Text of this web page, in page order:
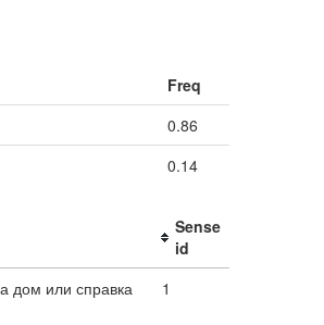
Freq
0.86
0.14
Sense
id
дом или справка
1